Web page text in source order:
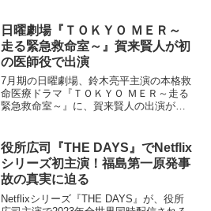
人気連載を誇...
日曜劇場『ＴＯＫＹＯ ＭＥＲ～
走る緊急救命室～』賀来賢人が初
の医師役で出演
7月期の日曜劇場、鈴木亮平主演の本格救
命医療ドラマ『ＴＯＫＹＯ ＭＥＲ～走る
緊急救命室～』に、賀来賢人の出演が決
ＭＥＲ」のチームメンバー・音羽尚。厚
生労働省の官僚であ...
役所広司『THE DAYS』でNetflix
シリーズ初主演！福島第一原発事
故の真実に迫る
Netflixシリーズ『THE DAYS』が、役所